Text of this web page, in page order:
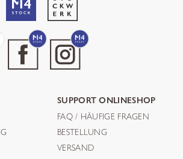
SUPPORT ONLINESHOP
FAQ / HÄUFIGE FRAGEN
BESTELLUNG
VERSAND